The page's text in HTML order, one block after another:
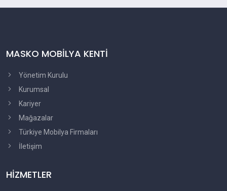
MASKO MOBİLYA KENTİ
Yönetim Kurulu
Kurumsal
Kariyer
Mağazalar
Türkiye Mobilya Firmaları
İletişim
HİZMETLER